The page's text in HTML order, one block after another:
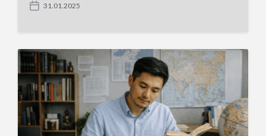
P
d
a
t
e
31.01.2025